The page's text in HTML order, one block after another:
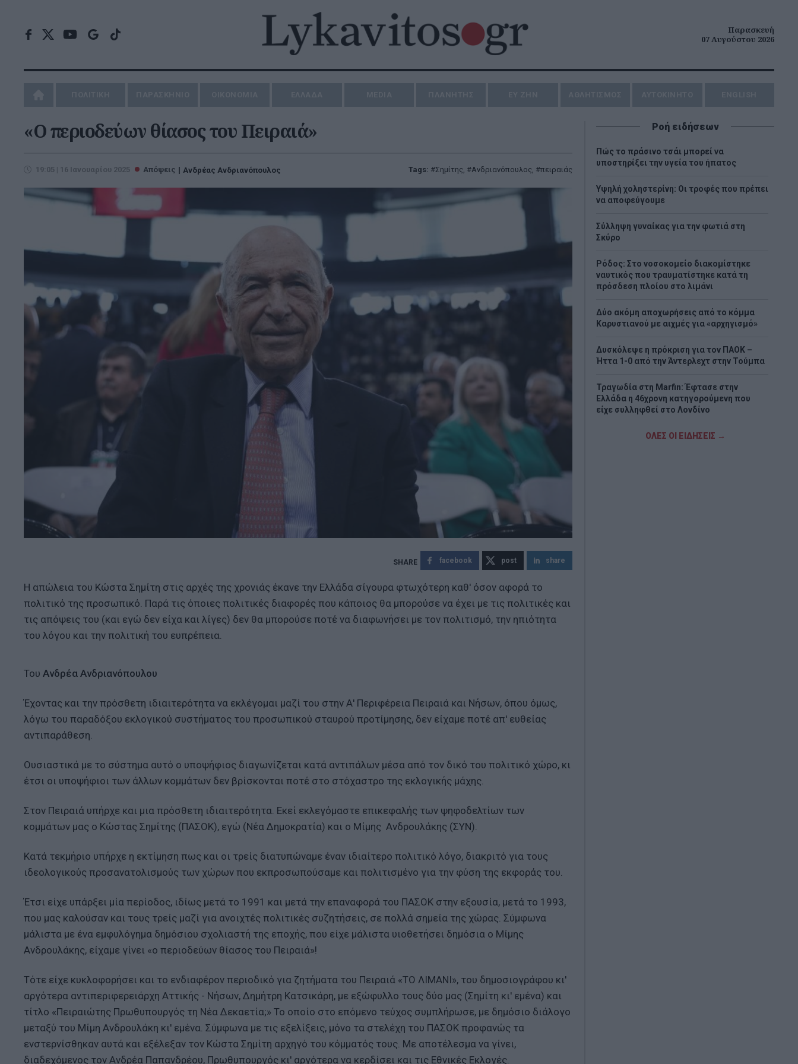
Παρασκευή
07 Αυγούστου 2026
«Ο περιοδεύων θίασος του Πειραιά»
19:05 | 16 Ιανουαρίου 2025 Απόψεις Ανδρέας Ανδριανόπουλος Tags: Σημίτης, Ανδριανόπουλος, πειραιάς
facebook post share
Η απώλεια του Κώστα Σημίτη στις αρχές της χρονιάς έκανε την Ελλάδα σίγουρα φτωχότερη καθ' όσον αφορά το
πολιτικό της προσωπικό. Παρά τις όποιες πολιτικές διαφορές που κάποιος θα μπορούσε να έχει με τις πολιτικές και
τις απόψεις του (και εγώ δεν είχα και λίγες) δεν θα μπορούσε ποτέ να διαφωνήσει με τον πολιτισμό, την ηπιότητα
του λόγου και την πολιτική του ευπρέπεια.
Του Ανδρέα Ανδριανόπουλου
Έχοντας και την πρόσθετη ιδιαιτερότητα να εκλέγομαι μαζί του στην Α' Περιφέρεια Πειραιά και Νήσων, όπου όμως,
λόγω του παραδόξου εκλογικού συστήματος του προσωπικού σταυρού προτίμησης, δεν είχαμε ποτέ απ' ευθείας
αντιπαράθεση.
Ουσιαστικά με το σύστημα αυτό ο υποψήφιος διαγωνίζεται κατά αντιπάλων μέσα από τον δικό του πολιτικό χώρο, κι
έτσι οι υποψήφιοι των άλλων κομμάτων δεν βρίσκονται ποτέ στο στόχαστρο της εκλογικής μάχης.
Στον Πειραιά υπήρχε και μια πρόσθετη ιδιαιτερότητα. Εκεί εκλεγόμαστε επικεφαλής των ψηφοδελτίων των
κομμάτων μας ο Κώστας Σημίτης (ΠΑΣΟΚ), εγώ (Νέα Δημοκρατία) και ο Μίμης Ανδρουλάκης (ΣΥΝ).
Κατά τεκμήριο υπήρχε η εκτίμηση πως και οι τρείς διατυπώναμε έναν ιδιαίτερο πολιτικό λόγο, διακριτό για τους
ιδεολογικούς προσανατολισμούς των χώρων που εκπροσωπούσαμε και πολιτισμένο για την φύση της εκφοράς του.
Έτσι είχε υπάρξει μία περίοδος, ιδίως μετά το 1991 και μετά την επαναφορά του ΠΑΣΟΚ στην εξουσία, μετά το 1993,
που μας καλούσαν και τους τρείς μαζί για ανοιχτές πολιτικές συζητήσεις, σε πολλά σημεία της χώρας. Σύμφωνα
μάλιστα με ένα εμφυλόγημα δημόσιου σχολιαστή της εποχής, που είχε μάλιστα υιοθετήσει δημόσια ο Μίμης
Ανδρουλάκης, είχαμε γίνει «ο περιοδεύων θίασος του Πειραιά»!
Τότε είχε κυκλοφορήσει και το ενδιαφέρον περιοδικό για ζητήματα του Πειραιά «ΤΟ ΛΙΜΑΝΙ», του δημοσιογράφου κι'
αργότερα αντιπεριφερειάρχη Αττικής - Νήσων, Δημήτρη Κατσικάρη, με εξώφυλλο τους δύο μας (Σημίτη κι' εμένα) και
τίτλο «Πειραιώτης Πρωθυπουργός τη Νέα Δεκαετία;» Το οποίο στο επόμενο τεύχος συμπλήρωσε, με δημόσιο διάλογο
μεταξύ του Μίμη Ανδρουλάκη κι' εμένα. Σύμφωνα με τις εξελίξεις, μόνο τα στελέχη του ΠΑΣΟΚ προφανώς τα
ενστερνίσθηκαν αυτά και εξέλεξαν τον Κώστα Σημίτη αρχηγό του κόμματός τους. Με αποτέλεσμα να γίνει,
διαδεχόμενος τον Ανδρέα Παπανδρέου, Πρωθυπουργός κι' αργότερα να κερδίσει και τις Εθνικές Εκλογές.
Ροή ειδήσεων
Πώς το πράσινο τσάι μπορεί να
υποστηρίξει την υγεία του ήπατος
Υψηλή χοληστερίνη: Οι τροφές που πρέπει
να αποφεύγουμε
Σύλληψη γυναίκας για την φωτιά στη
Σκύρο
Ρόδος: Στο νοσοκομείο διακομίστηκε
ναυτικός που τραυματίστηκε κατά τη
πρόσδεση πλοίου στο λιμάνι
Δύο ακόμη αποχωρήσεις από το κόμμα
Καρυστιανού με αιχμές για «αρχηγισμό»
Δυσκόλεψε η πρόκριση για τον ΠΑΟΚ –
Ήττα 1-0 από την Άντερλεχτ στην Τούμπα
Τραγωδία στη Marfin: Έφτασε στην
Ελλάδα η 46χρονη κατηγορούμενη που
είχε συλληφθεί στο Λονδίνο
Τζόκερ: Η κλήρωση της Πέμπτης - Οι
ΟΛΕΣ ΟΙ ΕΙΔΗΣΕΙΣ →